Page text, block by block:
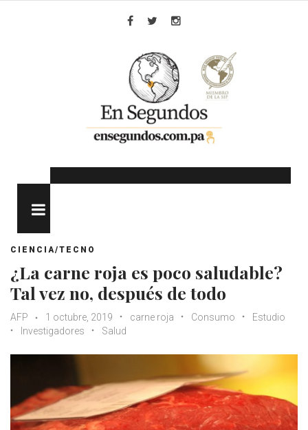
CIENCIA/TECNO
¿La carne roja es poco saludable?
Tal vez no, después de todo
AFP 1 octubre, 2019 carne roja Consumo
Estudio
Investigadores
Salud